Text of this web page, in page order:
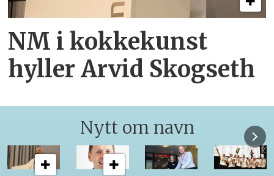
NM i kokkekunst
hyller Arvid Skogseth
Nytt om navn